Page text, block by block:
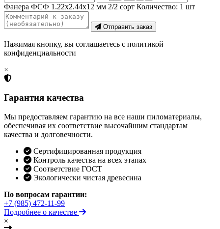
Фанера ФСФ 1.22х2.44х12 мм 2/2 сорт Количество: 1 шт
Отправить заказ
Нажимая кнопку, вы соглашаетесь с политикой
конфиденциальности
×
Гарантия качества
Мы предоставляем гарантию на все наши пиломатериалы,
обеспечивая их соответствие высочайшим стандартам
качества и долговечности.
Сертифицированная продукция
Контроль качества на всех этапах
Соответствие ГОСТ
Экологически чистая древесина
По вопросам гарантии:
+7 (985) 472-11-99
Подробнее о качестве
×